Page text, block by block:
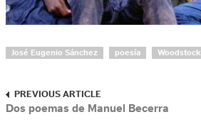
José Eugenio Sánchez poesía Woodstock
PREVIOUS ARTICLE
Dos poemas de Manuel Becerra